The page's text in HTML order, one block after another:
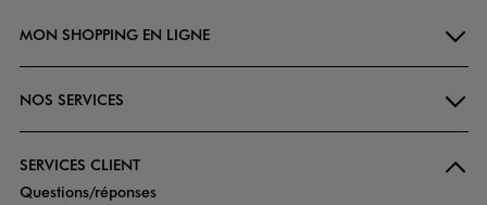
MON SHOPPING EN LIGNE
NOS SERVICES
SERVICES CLIENT
Questions/réponses